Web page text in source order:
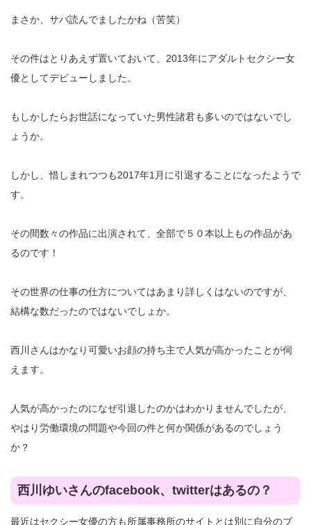
まさか、サバ読んでましたかね（苦笑）
その件はとりあえず置いておいて、2013年にアダルトセクシー女
優としてデビューしました。
もしかしたらお世話になっていた男性諸君も多いのではないでし
ょうか。
しかし、惜しまれつつも2017年1月に引退することになったようで
す。
その間数々の作品に出演されて、全部で５０本以上もの作品があ
るのです！
その世界の仕事の仕方についてはあまり詳しくはないのですが、
結構な数だったのではないでしょか。
西川さんはかなり可愛いお顔の持ち主で人気が高かったことが伺
えます。
人気が高かったのになぜ引退したのかはわかりませんでしたが、
やはり労働環境の問題や今回の件と何か関係があるのでしょう
か？
西川ゆいさんのfacebook、twitterはあるの？
最近はセクシー女優の方も所属事務所のサイトとは別に自分のブ